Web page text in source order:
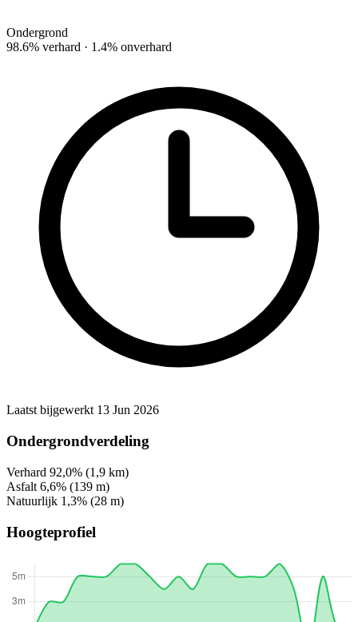
Ondergrond
98.6% verhard · 1.4% onverhard
Laatst bijgewerkt 13 Jun 2026
Ondergrondverdeling
Verhard 92,0% (1,9 km)
Asfalt 6,6% (139 m)
Natuurlijk 1,3% (28 m)
Hoogteprofiel